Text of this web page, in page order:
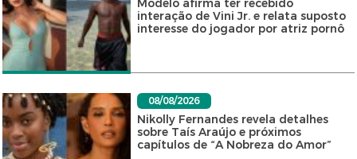
Modelo afirma ter recebido
interação de Vini Jr. e relata suposto
interesse do jogador por atriz pornô
08/08/2026
Nikolly Fernandes revela detalhes
sobre Taís Araújo e próximos
capítulos de “A Nobreza do Amor”